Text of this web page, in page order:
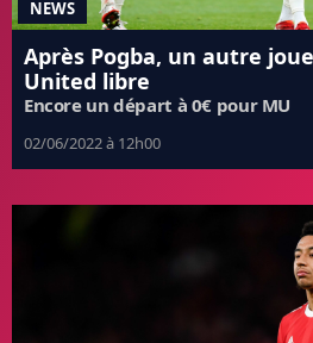
NEWS
Après Pogba, un autre
United libre
Encore un départ à 0€ pour MU
02/06/2022 à 12h00